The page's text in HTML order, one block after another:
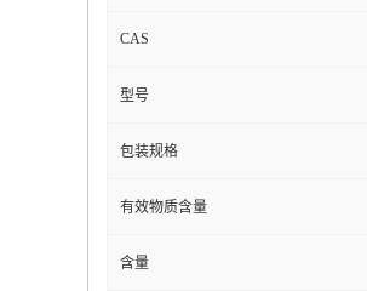
CAS
型号
包装规格
有效物质含量
含量